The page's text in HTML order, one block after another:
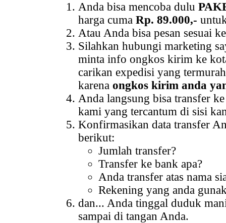
Anda bisa mencoba dulu
harga cuma Rp. 89.000,-
Atau Anda bisa pesan sesuai
Silahkan hubungi marketing
minta info ongkos kirim ke
carikan expedisi yang
karena ongkos kirim anda
Anda langsung bisa transfer
kami yang tercantum di sisi
Konfirmasikan data transfer
berikut:
Jumlah transfer?
Transfer ke bank apa?
Anda transfer atas nama
Rekening yang anda
dan... Anda tinggal duduk
sampai di tangan Anda.